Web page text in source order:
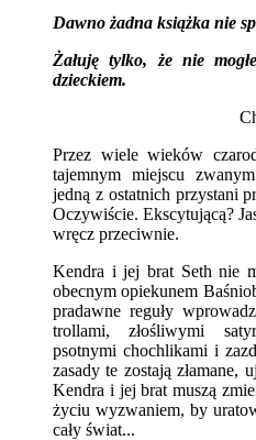
Dawno żadna książka nie
Żałuję tylko, że nie
dzieckiem.
Przez wiele wieków
tajemnym miejscu
jedną z ostatnich przystani
Oczywiście. Ekscytującą?
wręcz przeciwnie.
Kendra i jej brat Seth nie
obecnym opiekunem
pradawne reguły
trollami, złośliwymi
psotnymi chochlikami i
zasady te zostają złamane,
Kendra i jej brat muszą
życiu wyzwaniem, by
cały świat...